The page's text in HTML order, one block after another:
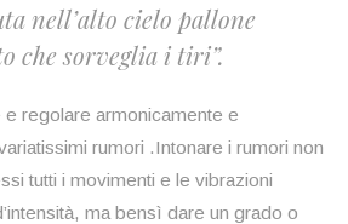
nell’alto cielo pallone
che sorveglia i tiri”.
regolare armonicamente e
rumori .Intonare i rumori non
tutti i movimenti e le vibrazioni
ma bensì dare un grado o